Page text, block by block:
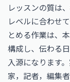
レッスンの質は
レベルに合わせ
とめる作業は、
構成し、伝わる
入源になります
家，記者，編集